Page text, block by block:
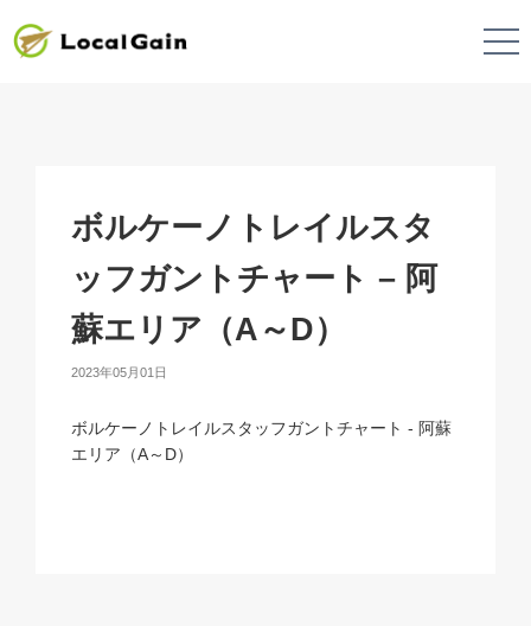
ボルケーノトレイルスタ
ッフガントチャート – 阿
蘇エリア（A～D）
2023年05月01日
ボルケーノトレイルスタッフガントチャート - 阿蘇
エリア（A～D）